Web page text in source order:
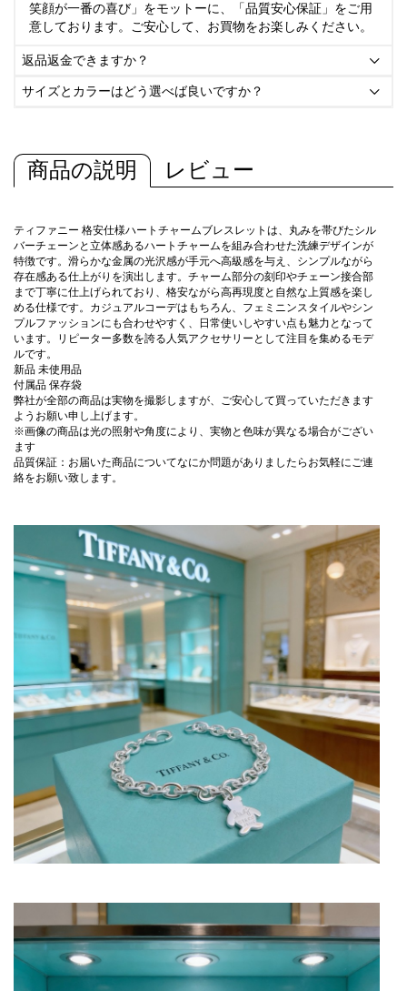
笑顔が一番の喜び」をモットーに、「品質安心保証」をご用
意しております。ご安心して、お買物をお楽しみください。
返品返金できますか？ 
サイズとカラーはどう選べば良いですか？ 
商品の説明 レビュー
ティファニー 格安仕様ハートチャームブレスレットは、丸みを帯びたシル
バーチェーンと立体感あるハートチャームを組み合わせた洗練デザインが
特徴です。滑らかな金属の光沢感が手元へ高級感を与え、シンプルながら
存在感ある仕上がりを演出します。チャーム部分の刻印やチェーン接合部
まで丁寧に仕上げられており、格安ながら高再現度と自然な上質感を楽し
める仕様です。カジュアルコーデはもちろん、フェミニンスタイルやシン
プルファッションにも合わせやすく、日常使いしやすい点も魅力となって
います。リピーター多数を誇る人気アクセサリーとして注目を集めるモデ
ルです。
新品 未使用品
付属品 保存袋
弊社が全部の商品は実物を撮影しますが、ご安心して買っていただきます
ようお願い申し上げます。
※画像の商品は光の照射や角度により、実物と色味が異なる場合がござい
ます
品質保証：お届いた商品についてなにか問題がありましたらお気軽にご連
絡をお願い致します。